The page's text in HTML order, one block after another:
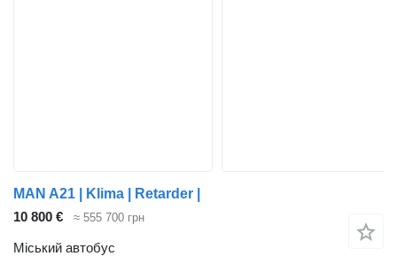
MAN A21 | Klima | Retarder |
10 800 €
≈ 555 700 грн
Міський автобус